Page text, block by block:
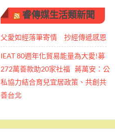
睿傳媒生活類新聞
父愛如經落筆寄情 抄經傳遞感恩
IEAT 80週年化貿易能量為大愛!募
272萬善款助20家社福 蔣萬安：公
私協力結合育兒宜居政策、共創共
善台北